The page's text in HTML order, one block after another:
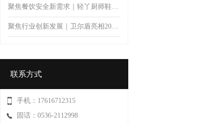
聚焦餐饮安全新需求｜轻丫厨师鞋亮相第11届郑州餐饮博览会，首日人气火爆引关注
聚焦行业创新发展｜卫尔盾亮相2026中国橡胶工业协会鞋业分会会员大会暨制鞋行业技术论坛
联系方式
手机：17616712315
固话：0536-2112998